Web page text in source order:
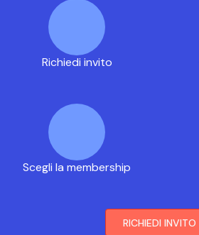
Richiedi invito
Scegli la membership
RICHIEDI INVITO